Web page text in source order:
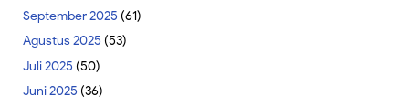
September 2025 (61)
Agustus 2025 (53)
Juli 2025 (50)
Juni 2025 (36)